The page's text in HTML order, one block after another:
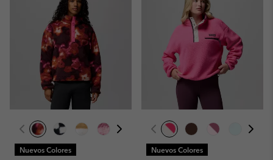
Nuevos Colores Nuevos Colores